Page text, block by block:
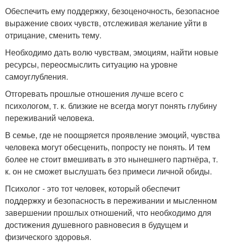
Обеспечить ему поддержку, безоценочность, безопасное
выражение своих чувств, отслеживая желание уйти в
отрицание, сменить тему.
Необходимо дать волю чувствам, эмоциям, найти новые
ресурсы, переосмыслить ситуацию на уровне
самоуглубления.
Отгоревать прошлые отношения лучше всего с
психологом, т. к. близкие не всегда могут понять глубину
переживаний человека.
В семье, где не поощряется проявление эмоций, чувства
человека могут обесценить, попросту не понять. И тем
более не стоит вмешивать в это нынешнего партнёра, т.
к. он не сможет выслушать без примеси личной обиды.
Психолог - это тот человек, который обеспечит
поддержку и безопасность в переживании и мысленном
завершении прошлых отношений, что необходимо для
достижения душевного равновесия в будущем и
физического здоровья.